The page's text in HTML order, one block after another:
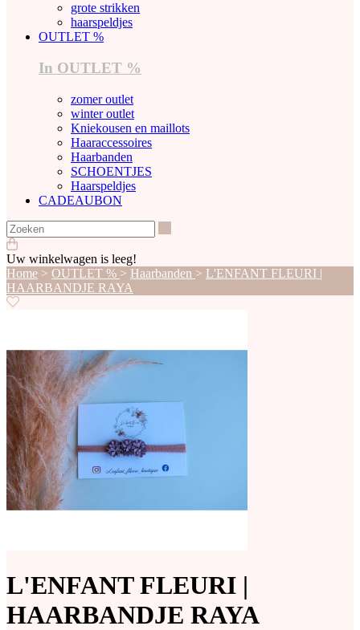
grote strikken
haarspeldjes
OUTLET %
In OUTLET %
zomer outlet
winter outlet
Kniekousen en maillots
Haaraccessoires
Haarbanden
SCHOENTJES
Haarspeldjes
CADEAUBON
Uw winkelwagen is leeg!
Home > OUTLET % > Haarbanden > L'ENFANT FLEURI |
HAARBANDJE RAYA
L'ENFANT FLEURI |
HAARBANDJE RAYA